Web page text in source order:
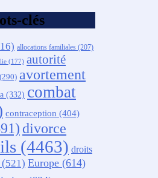
clés
allocations familiales (207)
(177) autorité
(290) avortement
(332) combat
contraception (404)
divorce
(4463) droits
(521) Europe (614)